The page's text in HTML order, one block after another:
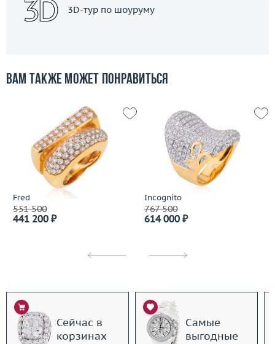
3D-тур по шоуруму
Вам также может понравиться
Fred
551 500
441 200 ₽
Incognito
767 500
614 000 ₽
Сейчас в
корзинах
Самые
выгодные